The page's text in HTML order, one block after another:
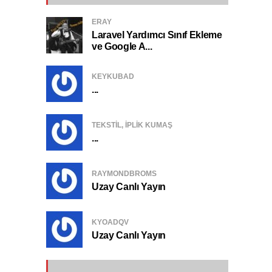
ERAY
Laravel Yardımcı Sınıf Ekleme
ve Google A...
KEYKUBAD
...
TEKSTIL, IPLIK KUMAŞ
...
RAYMONDBROMS
Uzay Canlı Yayın
KYOADQV
Uzay Canlı Yayın